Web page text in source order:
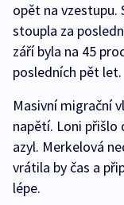
opět na vzestupu.
stoupla za
září byla na 45
posledních pět let.
Masivní migrační
napětí. Loni přišlo
azyl. Merkelová
vrátila by čas a
lépe.